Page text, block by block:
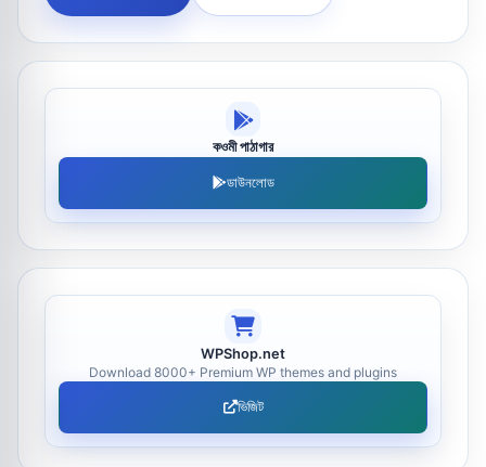
কওমী পাঠাগার
ডাউনলোড
WPShop.net
Download 8000+ Premium WP themes and plugins
ভিজিট